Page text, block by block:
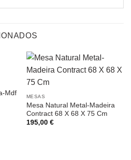
Mdf
MESAS
Mesa Natural Metal-Madeira
Contract 68 X 68 X 75 Cm
195,00 €